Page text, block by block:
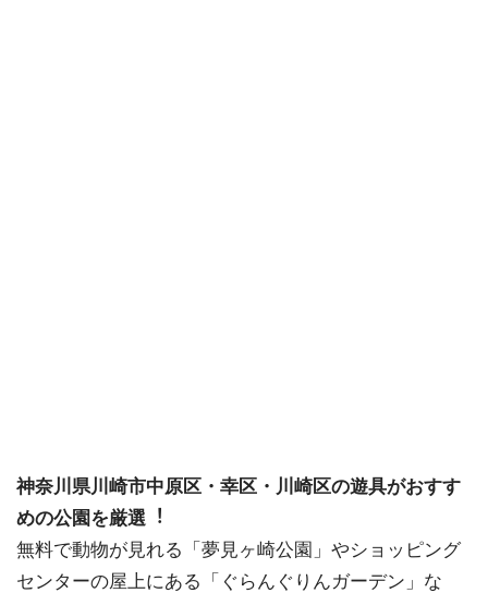
神奈川県川崎市中原区・幸区・川崎区の遊具がおすす
めの公園を厳選︕
無料で動物が見れる「夢見ヶ崎公園」やショッピング
センターの屋上にある「ぐらんぐりんガーデン」な